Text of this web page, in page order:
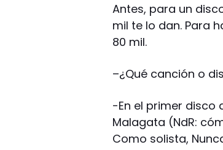
Antes, para un
mil te lo dan. Para
80 mil.
–¿Qué canción o
-En el primer disco
Malagata (NdR:
Como solista,